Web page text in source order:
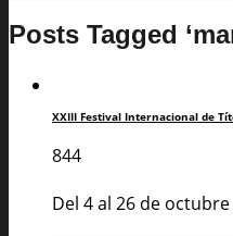
Posts Tagged
XXIII Festival Internacional de
844
Del 4 al 26 de